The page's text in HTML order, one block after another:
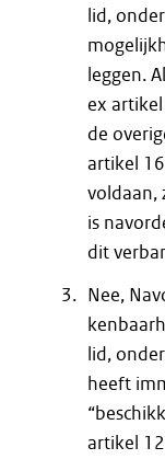
lid,
leggen.
ex
de
artikel
voldaan,
is
dit
Nee,
lid,
heeft
artikel